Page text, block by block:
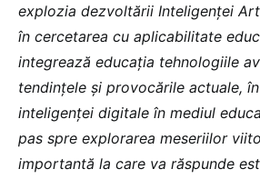
explozia dezvoltării Inteligenței
în cercetarea cu aplicabilitate
integrează educația tehnologiile
tendințele și provocările actuale,
inteligenței digitale în mediul
pas spre explorarea meseriilor
importantă la care va răspunde